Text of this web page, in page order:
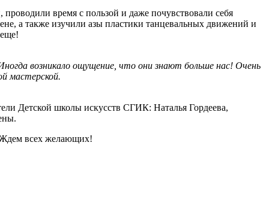
время с пользой и даже почувствовали себя
а также изучили азы пластики танцевальных движений и
возникало ощущение, что они знают больше нас! Очень
мастерской.
Детской школы искусств СГИК: Наталья Гордеева,
всех желающих!